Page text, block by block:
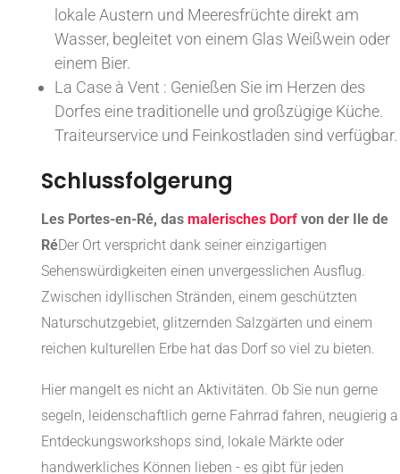
lokale Austern und Meeresfrüchte direkt am
Wasser, begleitet von einem Glas Weißwein oder
einem Bier.
La Case à Vent : Genießen Sie im Herzen des
Dorfes eine traditionelle und großzügige Küche.
Traiteurservice und Feinkostladen sind verfügbar.
Schlussfolgerung
Les Portes-en-Ré, das malerisches Dorf von der Ile de
RéDer Ort verspricht dank seiner einzigartigen
Sehenswürdigkeiten einen unvergesslichen Ausflug.
Zwischen idyllischen Stränden, einem geschützten
Naturschutzgebiet, glitzernden Salzgärten und einem
reichen kulturellen Erbe hat das Dorf so viel zu bieten.
Hier mangelt es nicht an Aktivitäten. Ob Sie nun gerne
segeln, leidenschaftlich gerne Fahrrad fahren, neugierig
Entdeckungsworkshops sind, lokale Märkte oder
handwerkliches Können lieben - es gibt für jeden